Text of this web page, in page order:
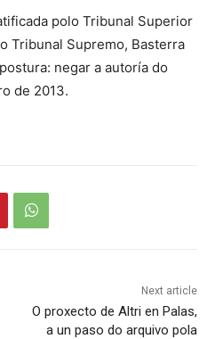
polo Tribunal Superior
Tribunal Supremo, Basterra
negar a autoría do
de 2013.
Next article
O proxecto de Altri en Palas,
a un paso do arquivo pola